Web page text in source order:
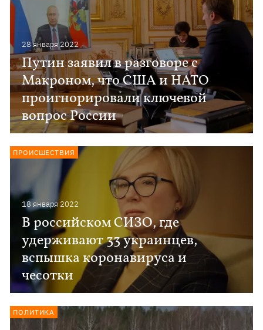
28 января 2022
Путин заявил в разговоре с
Макроном, что США и НАТО
проигнорировали ключевой
вопрос России
18 января 2022
В российском СИЗО, где
удерживают 33 украинцев,
вспышка коронавируса и
чесотки
ПРОИСШЕСТВИЯ
ПОЛИТИКА